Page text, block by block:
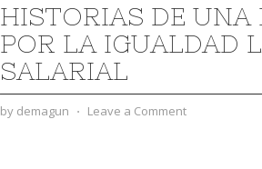
HISTORIAS DE UNA
POR LA IGUALDAD
SALARIAL
by demagun ⋅ Leave a Comment